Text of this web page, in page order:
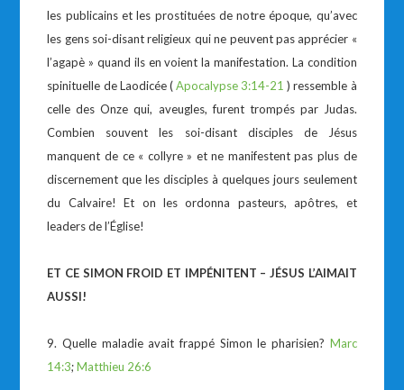
les publicains et les prostituées de notre époque, qu’avec
les gens soi-disant religieux qui ne peuvent pas apprécier «
l’agapè » quand ils en voient la manifestation. La condition
spinituelle de Laodicée (Apocalypse 3:14-21 ) ressemble à
celle des Onze qui, aveugles, furent trompés par Judas.
Combien souvent les soi-disant disciples de Jésus
manquent de ce « collyre » et ne manifestent pas plus de
discernement que les disciples à quelques jours seulement
du Calvaire! Et on les ordonna pasteurs, apôtres, et
leaders de l’Église!
ET CE SIMON FROID ET IMPÉNITENT – JÉSUS L’AIMAIT
AUSSI!
9. Quelle maladie avait frappé Simon le pharisien? Marc
14:3;Matthieu 26:6